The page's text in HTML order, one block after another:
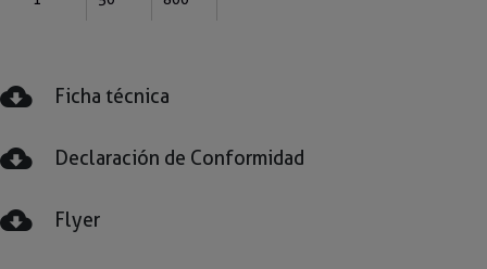
Ficha técnica
Declaración de Conformidad
Flyer